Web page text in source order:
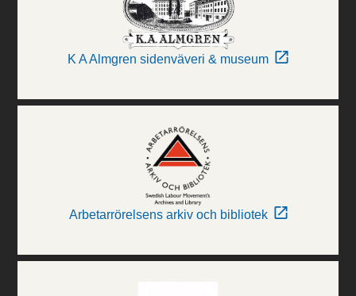
K A Almgren sidenväveri & museum
Arbetarrörelsens arkiv och bibliotek